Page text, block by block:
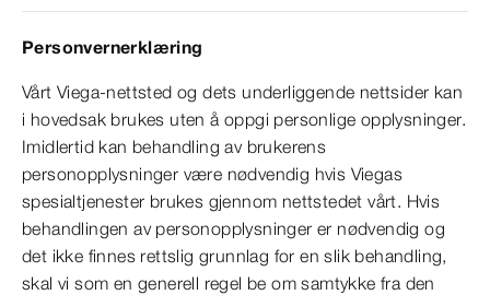
Personvernerklæring
Vårt Viega-nettsted og dets underliggende nettsider kan
i hovedsak brukes uten å oppgi personlige opplysninger.
Imidlertid kan behandling av brukerens
personopplysninger være nødvendig hvis Viegas
spesialtjenester brukes gjennom nettstedet vårt. Hvis
behandlingen av personopplysninger er nødvendig og
det ikke finnes rettslig grunnlag for en slik behandling,
skal vi som en generell regel be om samtykke fra den